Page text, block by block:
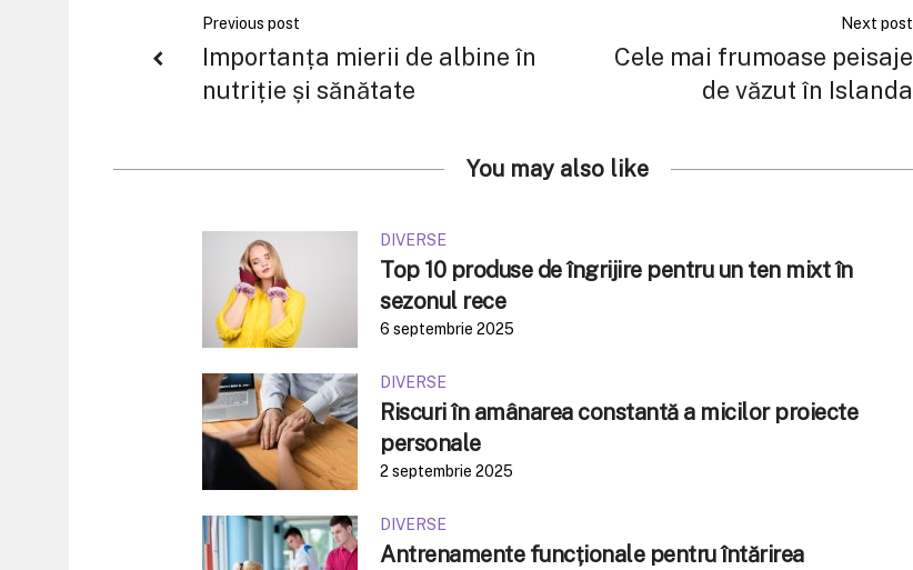
Previous post
Importanța mierii de albine în
nutriție și sănătate
Next post
Cele mai frumoase peisaje
de văzut în Islanda
You may also like
DIVERSE
Top 10 produse de îngrijire pentru un ten mixt în
sezonul rece
6 septembrie 2025
DIVERSE
Riscuri în amânarea constantă a micilor proiecte
personale
2 septembrie 2025
DIVERSE
Antrenamente funcționale pentru întărirea